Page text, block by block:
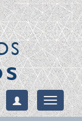
Toggle